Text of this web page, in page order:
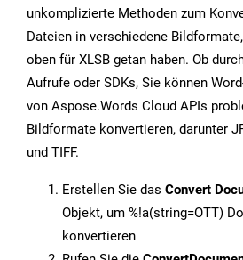
unkomplizierte Methoden zum
Dateien in verschiedene
oben für XLSB getan haben. Ob
Aufrufe oder SDKs, Sie können
von Aspose.Words Cloud APIs
Bildformate konvertieren, darunter
und TIFF.
Erstellen Sie das Convert
Objekt, um %!a(string=OTT)
konvertieren